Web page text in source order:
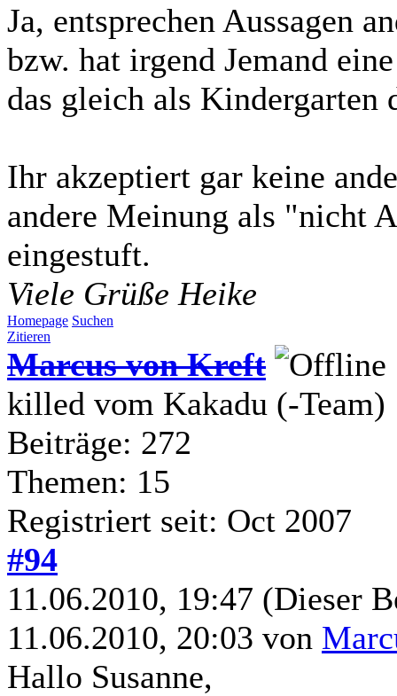
Ja, entsprechen Aussagen
bzw. hat irgend Jemand
das gleich als Kindergarten
Ihr akzeptiert gar keine
andere Meinung als "nicht
eingestuft.
Viele Grüße Heike
Homepage Suchen
Zitieren
Marcus von Kreft
killed vom Kakadu (-Team)
Beiträge: 272
Themen: 15
Registriert seit: Oct 2007
#94
11.06.2010, 19:47 (Dieser
11.06.2010, 20:03 von
Hallo Susanne,